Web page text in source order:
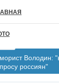
Володин:
россиян"